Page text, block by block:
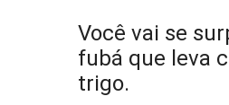
Você vai se
fubá que leva
trigo.